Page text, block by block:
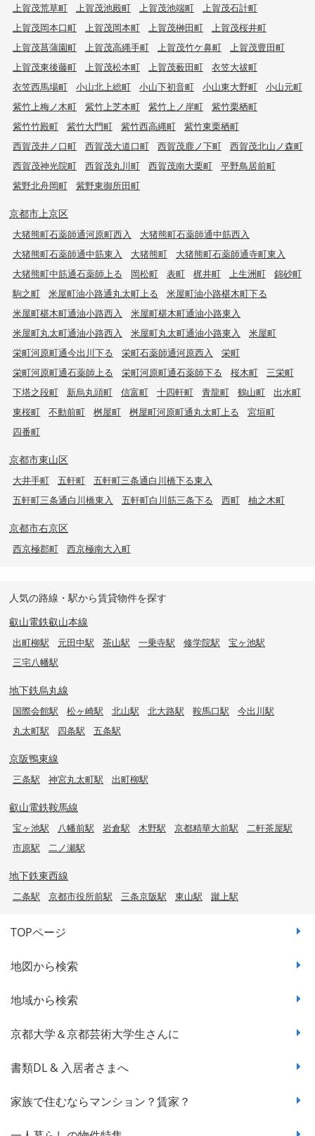
上賀茂荒草町
上賀茂池殿町 上賀茂池端町
上賀茂石計町
上賀茂岡本口町
上賀茂岡本町 上賀茂榊田町
上賀茂桜井町
上賀茂菖蒲園町
上賀茂高縄手町 上賀茂竹ケ鼻町
上賀茂豊田町
上賀茂東後藤町
上賀茂松本町 上賀茂薮田町
衣笠大祓町
衣笠西馬場町
小山北上総町 小山下初音町 小山東大野町
小山元町
紫竹上梅ノ木町
紫竹上芝本町 紫竹上ノ岸町
紫竹栗栖町
紫竹竹殿町
紫竹大門町 紫竹西高縄町
紫竹東栗栖町
西賀茂井ノ口町
西賀茂大道口町 西賀茂鹿ノ下町
西賀茂北山ノ森町
西賀茂神光院町
西賀茂丸川町 西賀茂南大栗町
平野鳥居前町
紫野北舟岡町
紫野東御所田町
京都市上京区
大猪熊町石薬師通河原町西入
大猪熊町石薬師通中筋西入
大猪熊町石薬師通中筋東入
大猪熊町
大猪熊町石薬師通寺町東入
大猪熊町中筋通石薬師上る
岡松町 表町 梶井町 上生洲町
錦砂町
駒之町
米屋町油小路通丸太町上る
米屋町油小路椹木町下る
米屋町椹木町通油小路西入
米屋町椹木町通油小路東入
米屋町丸太町通油小路西入
米屋町丸太町通油小路東入
米屋町
栄町河原町通今出川下る
栄町石薬師通河原西入
栄町
栄町河原町通石薬師上る
栄町河原町通石薬師下る 桜木町
三栄町
下塔之段町
新烏丸頭町 信富町 十四軒町 青龍町 鶴山町
出水町
東桜町
不動前町 桝屋町 桝屋町河原町通丸太町上る
宮垣町
四番町
京都市東山区
大井手町 五軒町
五軒町三条通白川橋下る東入
五軒町三条通白川橋東入
五軒町白川筋三条下る 西町 柚之木町
京都市右京区
西京極郡町 西京極南大入町
人気の路線・駅から賃貸物件を探す
叡山電鉄叡山本線
出町柳駅 元田中駅 茶山駅 一乗寺駅 修学院駅
宝ヶ池駅
三宅八幡駅
地下鉄烏丸線
国際会館駅 松ヶ崎駅 北山駅 北大路駅 鞍馬口駅
今出川駅
丸太町駅
四条駅 五条駅
京阪鴨東線
三条駅 神宮丸太町駅 出町柳駅
叡山電鉄鞍馬線
宝ヶ池駅 八幡前駅 岩倉駅 木野駅 京都精華大前駅
二軒茶屋駅
市原駅
二ノ瀬駅
地下鉄東西線
二条駅 京都市役所前駅 三条京阪駅 東山駅 蹴上駅
TOPページ
地図から検索
地域から検索
京都大学＆京都芸術大学生さんに
書類DL & 入居者さまへ
家族で住むならマンション？賃家？